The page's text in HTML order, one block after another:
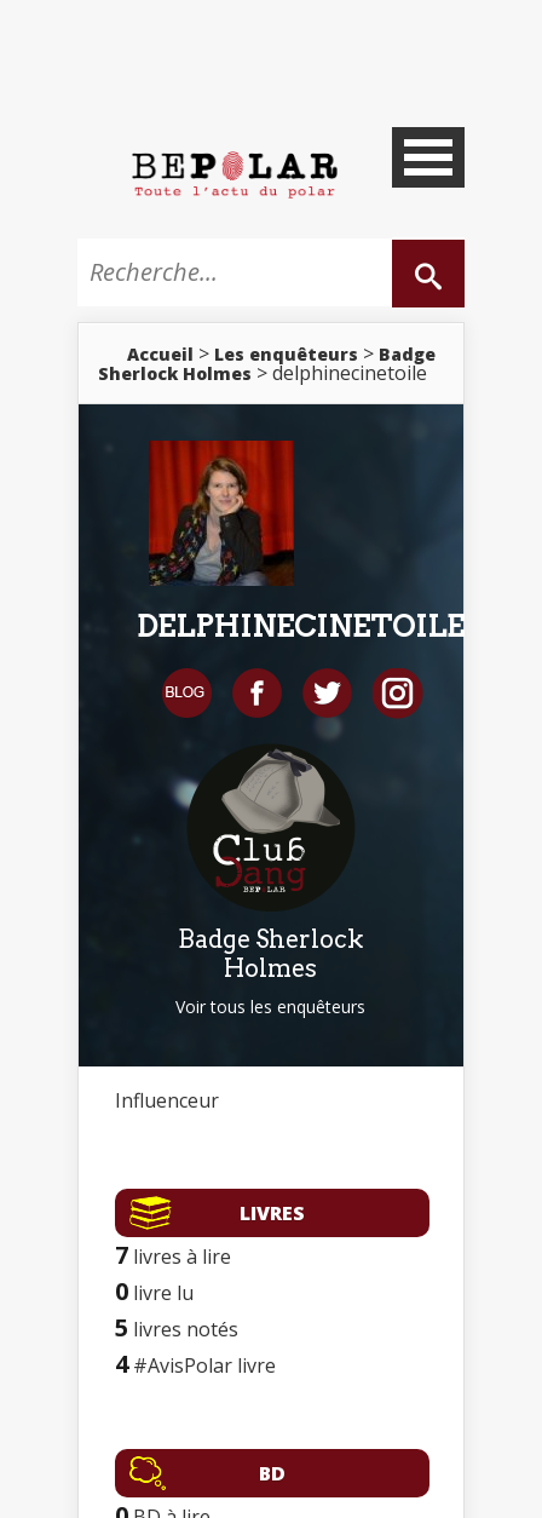
Accueil > Les enquêteurs > Badge
Sherlock Holmes > delphinecinetoile
DELPHINECINETOILE
Badge Sherlock
Holmes
Voir tous les enquêteurs
Influenceur
LIVRES
7 livres à lire
0 livre lu
5 livres notés
4#AvisPolar livre
BD